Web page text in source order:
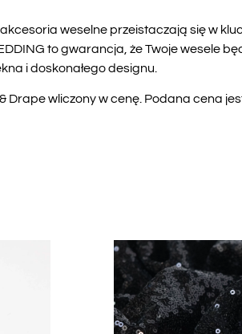
weselne przeistaczają się w
to gwarancja, że Twoje wesele
i doskonałego designu.
Drape wliczony w cenę. Podana cena